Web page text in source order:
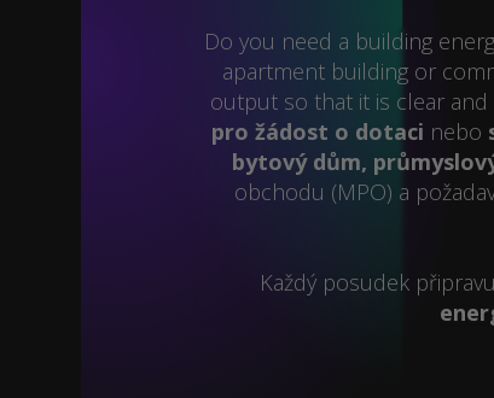
Do you need a building
apartment building or
output so that it is clear
pro žádost o dotaci nebo
bytový dům,
obchodu (MPO) a
Každý posudek